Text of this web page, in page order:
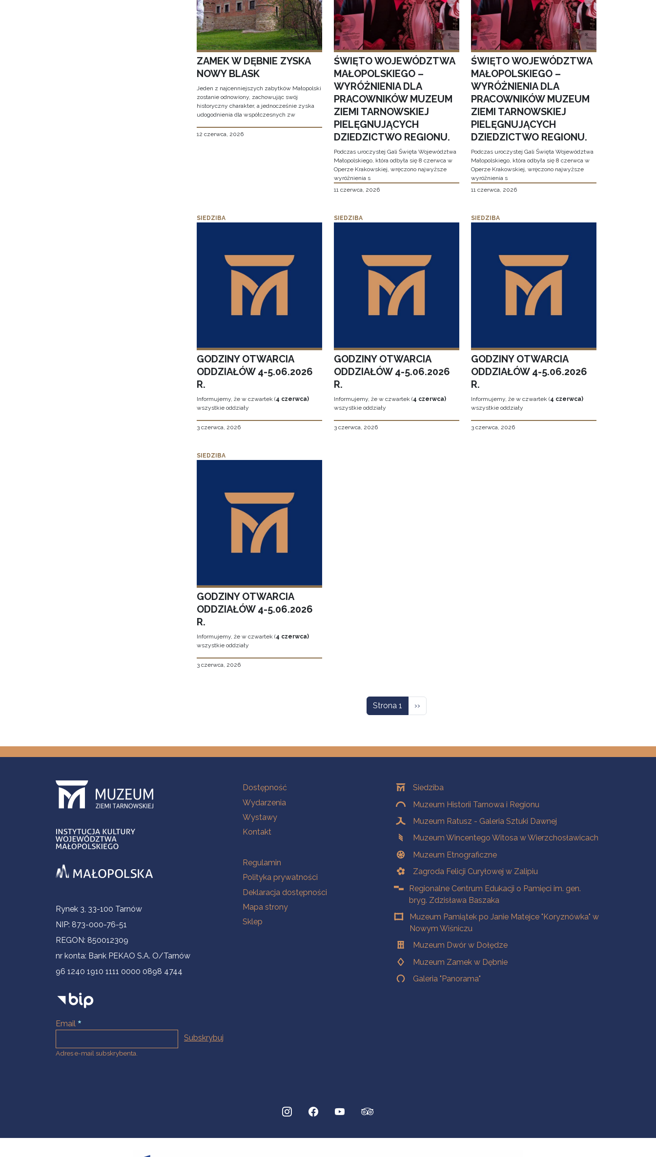
ZAMEK W DĘBNIE ZYSKA
NOWY BLASK
Jeden z najcenniejszych zabytków Małopolski
zostanie odnowiony, zachowując swój
historyczny charakter, a jednocześnie zyska
udogodnienia dla współczesnych zw
12 czerwca, 2026
ŚWIĘTO WOJEWÓDZTWA
MAŁOPOLSKIEGO –
WYRÓŻNIENIA DLA
PRACOWNIKÓW MUZEUM
ZIEMI TARNOWSKIEJ
PIELĘGNUJĄCYCH
DZIEDZICTWO REGIONU.
Podczas uroczystej Gali Święta Województwa
Małopolskiego, która odbyła się 8 czerwca w
Operze Krakowskiej, wręczono najwyższe
wyróżnienia s
11 czerwca, 2026
ŚWIĘTO WOJEWÓDZTWA
MAŁOPOLSKIEGO –
WYRÓŻNIENIA DLA
PRACOWNIKÓW MUZEUM
ZIEMI TARNOWSKIEJ
PIELĘGNUJĄCYCH
DZIEDZICTWO REGIONU.
Podczas uroczystej Gali Święta Województwa
Małopolskiego, która odbyła się 8 czerwca w
Operze Krakowskiej, wręczono najwyższe
wyróżnienia s
11 czerwca, 2026
SIEDZIBA
GODZINY OTWARCIA
ODDZIAŁÓW 4-5.06.2026
R.
Informujemy, że w czwartek (4 czerwca)
wszystkie oddziały
3 czerwca, 2026
SIEDZIBA
GODZINY OTWARCIA
ODDZIAŁÓW 4-5.06.2026
R.
Informujemy, że w czwartek (4 czerwca)
wszystkie oddziały
3 czerwca, 2026
SIEDZIBA
GODZINY OTWARCIA
ODDZIAŁÓW 4-5.06.2026
R.
Informujemy, że w czwartek (4 czerwca)
wszystkie oddziały
3 czerwca, 2026
SIEDZIBA
GODZINY OTWARCIA
ODDZIAŁÓW 4-5.06.2026
R.
Informujemy, że w czwartek (4 czerwca)
wszystkie oddziały
3 czerwca, 2026
Strona 1 Następna strona
››
Informacje kontaktowe
Rynek 3, 33-100 Tarnów
NIP: 873-000-76-51
REGON: 850012309
nr konta: Bank PEKAO S.A. O/Tarnów
96 1240 1910 1111 0000 0898 4744
Email
Adres e-mail subskrybenta.
Na skróty
Dostępność
Wydarzenia
Wystawy
Kontakt
Na skróty
Regulamin
Polityka prywatności
Deklaracja dostępności
Mapa strony
Sklep
OddziałySiedziba
Muzeum Historii Tarnowa i Regionu
Muzeum Ratusz - Galeria Sztuki Dawnej
Muzeum Wincentego Witosa w Wierzchosławicach
Muzeum Etnograficzne
Zagroda Felicji Curyłowej w Zalipiu
Regionalne Centrum Edukacji o Pamięci im. gen.
bryg. Zdzisława Baszaka
Muzeum Pamiątek po Janie Matejce "Koryznówka" w
Nowym Wiśniczu
Muzeum Dwór w Dołędze
Muzeum Zamek w Dębnie
Galeria "Panorama"